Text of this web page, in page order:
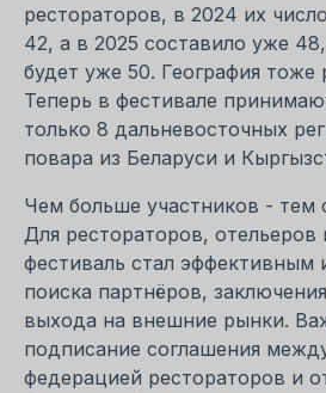
рестораторов, в 2024 их
42, а в 2025 составило уже
будет уже 50. География тоже
Теперь в фестивале
только 8 дальневосточных
повара из Беларуси и
Чем больше участников - тем
Для рестораторов, отельеров
фестиваль стал эффективным
поиска партнёров,
выхода на внешние рынки.
подписание соглашения
федерацией рестораторов и